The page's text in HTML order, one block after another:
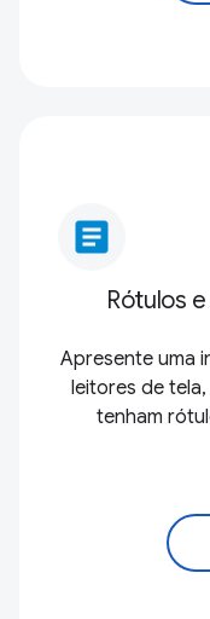
article
Rótulos
Apresente uma
leitores de
tenham